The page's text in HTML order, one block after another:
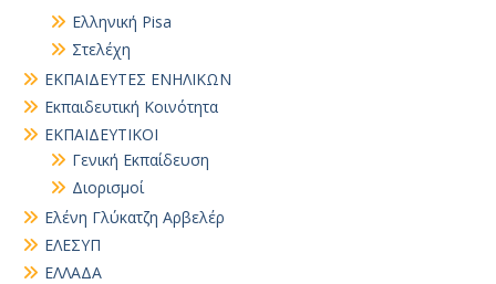
Ελληνική Pisa
Στελέχη
ΕΚΠΑΙΔΕΥΤΕΣ ΕΝΗΛΙΚΩΝ
Εκπαιδευτική Κοινότητα
ΕΚΠΑΙΔΕΥΤΙΚΟΙ
Γενική Εκπαίδευση
Διορισμοί
Ελένη Γλύκατζη Αρβελέρ
ΕΛΕΣΥΠ
ΕΛΛΑΔΑ